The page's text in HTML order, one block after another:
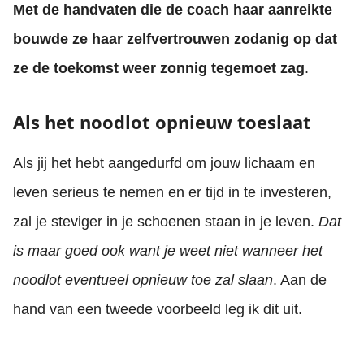
Met de handvaten die de coach haar aanreikte
bouwde ze haar zelfvertrouwen zodanig op dat
ze de toekomst weer zonnig tegemoet zag.
Als het noodlot opnieuw toeslaat
Als jij het hebt aangedurfd om jouw lichaam en
leven serieus te nemen en er tijd in te investeren,
zal je steviger in je schoenen staan in je leven. Dat
is maar goed ook want je weet niet wanneer het
noodlot eventueel opnieuw toe zal slaan. Aan de
hand van een tweede voorbeeld leg ik dit uit.